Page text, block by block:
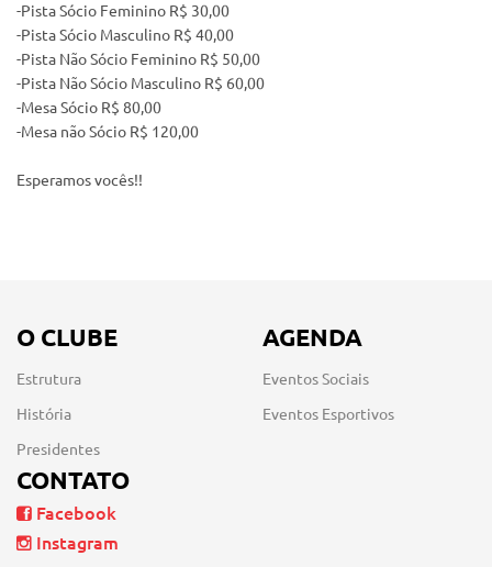
-Pista Sócio Feminino R$ 30,00
-Pista Sócio Masculino R$ 40,00
-Pista Não Sócio Feminino R$ 50,00
-Pista Não Sócio Masculino R$ 60,00
-Mesa Sócio R$ 80,00
-Mesa não Sócio R$ 120,00
Esperamos vocês!!
O CLUBE
Estrutura
História
Presidentes
AGENDA
Eventos Sociais
Eventos Esportivos
CONTATO
Facebook
Instagram